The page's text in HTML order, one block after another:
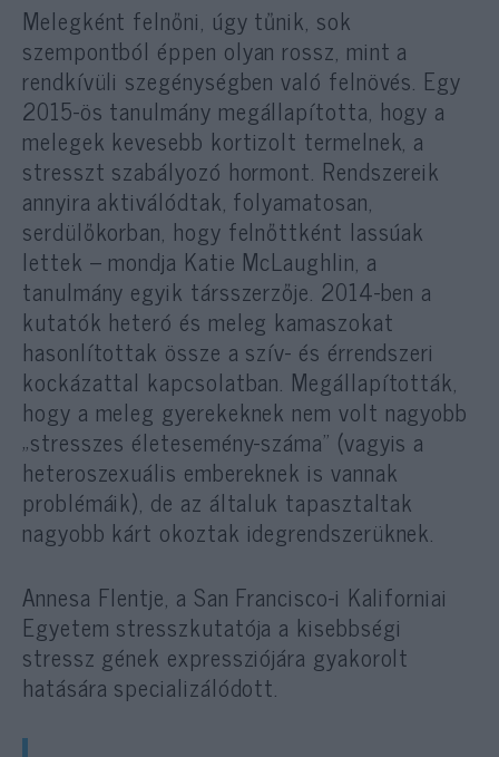
Melegként felnőni, úgy tűnik, sok
szempontból éppen olyan rossz, mint a
rendkívüli szegénységben való felnövés. Egy
2015-ös tanulmány megállapította, hogy a
melegek kevesebb kortizolt termelnek, a
stresszt szabályozó hormont. Rendszereik
annyira aktiválódtak, folyamatosan,
serdülőkorban, hogy felnőttként lassúak
lettek – mondja Katie McLaughlin, a
tanulmány egyik társszerzője. 2014-ben a
kutatók heteró és meleg kamaszokat
hasonlítottak össze a szív- és érrendszeri
kockázattal kapcsolatban. Megállapították,
hogy a meleg gyerekeknek nem volt nagyobb
„stresszes életesemény-száma” (vagyis a
heteroszexuális embereknek is vannak
problémáik), de az általuk tapasztaltak
nagyobb kárt okoztak idegrendszerüknek.
Annesa Flentje, a San Francisco-i Kaliforniai
Egyetem stresszkutatója a kisebbségi
stressz gének expressziójára gyakorolt ​​
hatására specializálódott.